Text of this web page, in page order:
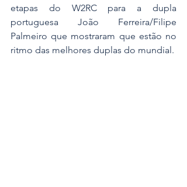
etapas do W2RC para a dupla
portuguesa João Ferreira/Filipe
Palmeiro que mostraram que estão no
ritmo das melhores duplas do mundial.